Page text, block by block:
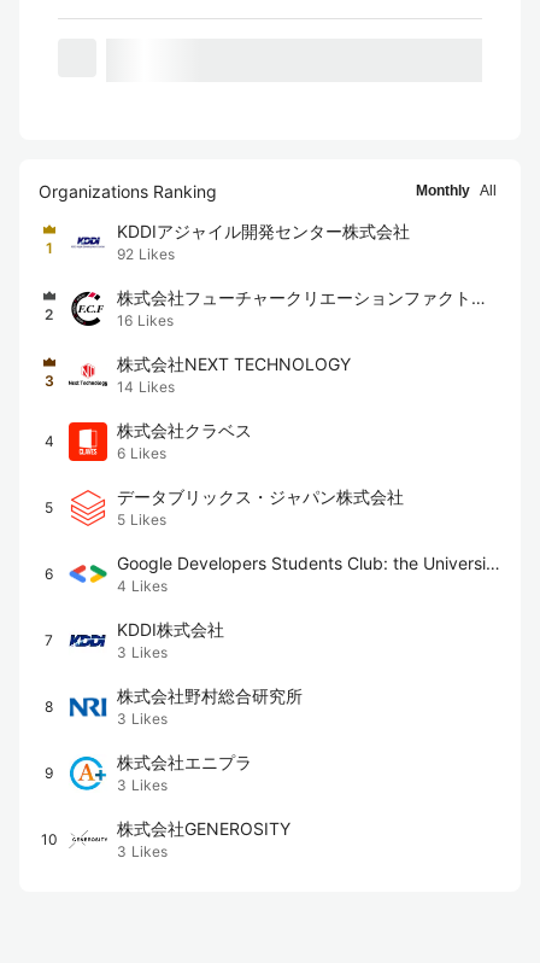
Organizations Ranking Monthly All
1
KDDIアジャイル開発センター株式会社
92 Likes
2
株式会社フューチャークリエーションファクトリ
ー
16 Likes
3
株式会社NEXT TECHNOLOGY
14 Likes
4
株式会社クラベス
6 Likes
5
データブリックス・ジャパン株式会社
5 Likes
6
Google Developers Students Club: the University
of Tokyo
4 Likes
7
KDDI株式会社
3 Likes
8
株式会社野村総合研究所
3 Likes
9
株式会社エニプラ
3 Likes
10
株式会社GENEROSITY
3 Likes